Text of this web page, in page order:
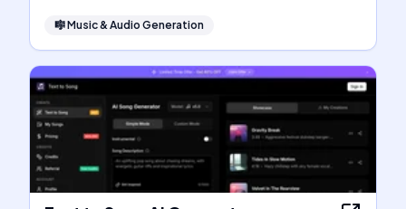
🎼Music & Audio Generation